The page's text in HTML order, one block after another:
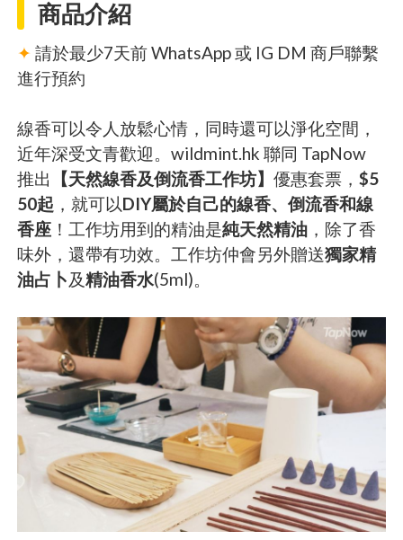
商品介紹
✦ 請於最少7天前 WhatsApp 或 IG DM 商戶聯繫
進行預約
線香可以令人放鬆心情，同時還可以淨化空間，
近年深受文青歡迎。wildmint.hk 聯同 TapNow
推出
【天然線香及倒流香工作坊】優惠套票，$5
50起 ，就可以DIY屬於自己的線香、倒流香和線
香座 ！工作坊用到的精油是純天然精油 ，除了香
味外，還帶有功效。工作坊仲會另外贈送獨家精
油占卜及精油香水(5ml)。